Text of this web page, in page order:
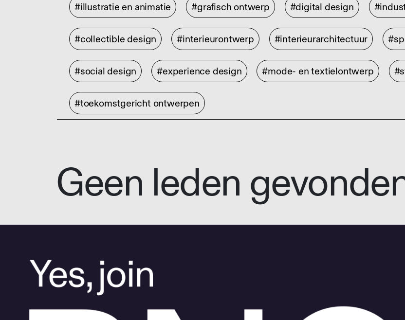
#illustratie en animatie #grafisch ontwerp #digital design
#collectible design #interieurontwerp #interieurarchitectuur
#social design #experience design #mode- en textielontwerp
#toekomstgericht ontwerpen
Geen leden